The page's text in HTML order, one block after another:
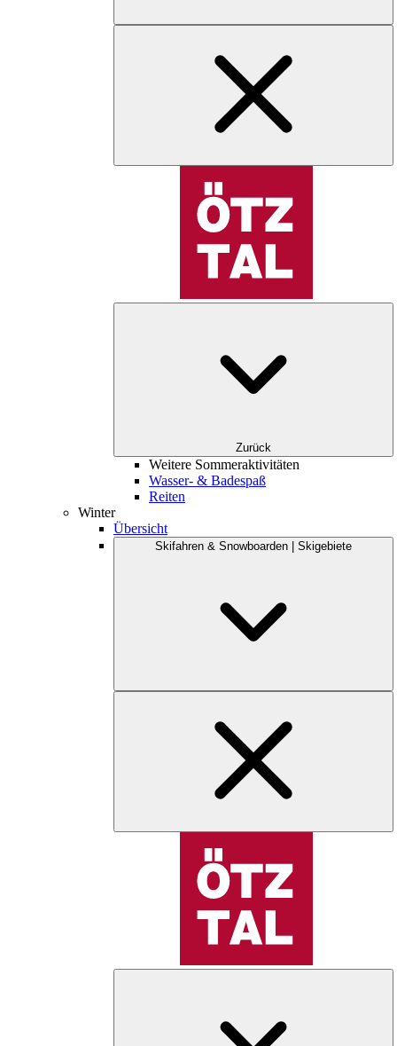
Zurück
Weitere Sommeraktivitäten
Wasser- & Badespaß
Reiten
Winter
Übersicht
Skifahren & Snowboarden | Skigebiete